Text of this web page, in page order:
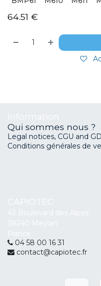
64.51 €
Qui sommes nous ?
Legal notices, CGU and
Conditions générales de
04 58 00 16 31
contact@capiotec.fr